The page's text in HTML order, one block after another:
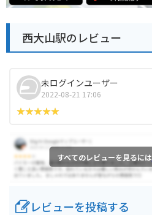
西大山駅のレビュー
未ログインユーザー
2022-08-21 17:06
すべてのレビューを見るには
レビューを投稿する